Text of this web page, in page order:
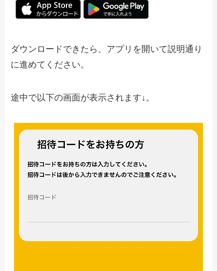
ダウンロードできたら、アプリを開いて説明通り
に進めてください。
途中で以下の画面が表示されます↓。